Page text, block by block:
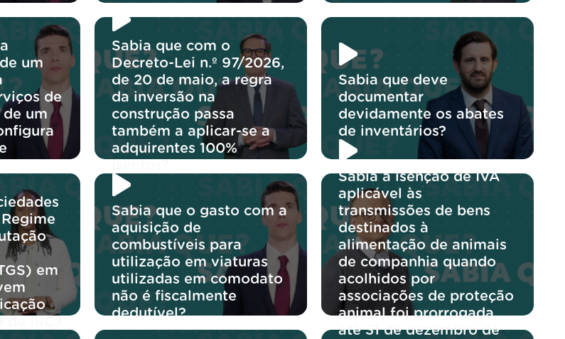
um
de
um
Sabia que com o
Decreto-Lei n.º 97/2026,
de 20 de maio, a regra
da inversão na
construção passa
também a aplicar-se a
adquirentes 100%
Sabia que deve
documentar
devidamente os abates
de inventários?
em
Sabia que o gasto com a
aquisição de
combustíveis para
utilização em viaturas
utilizadas em comodato
não é fiscalmente
dedutível?
Sabia a isenção de IVA
aplicável às
transmissões de bens
destinados à
alimentação de animais
de companhia quando
acolhidos por
associações de proteção
animal foi prorrogada
até 31 de dezembro de